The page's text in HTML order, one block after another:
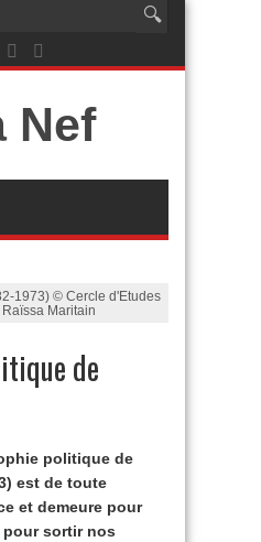
1973) © Cercle d'Etudes
Maritain
de
politique de
est de toute
et demeure pour
sortir nos